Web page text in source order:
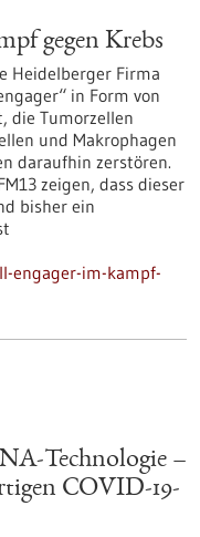
gegen Krebs
Heidelberger Firma
in Form von
die Tumorzellen
und Makrophagen
daraufhin zerstören.
zeigen, dass dieser
bisher ein
engager-im-kampf-
Technologie –
COVID-19-